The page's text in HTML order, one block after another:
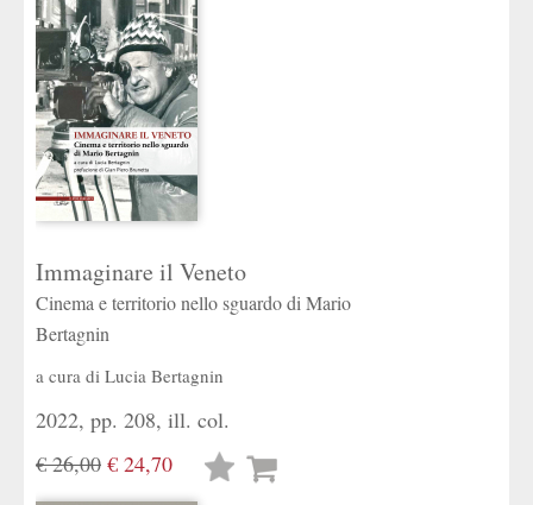
Immaginare il Veneto
Cinema e territorio nello sguardo di Mario
Bertagnin
a cura di Lucia Bertagnin
2022, pp. 208, ill. col.
€ 26,00 € 24,70
Lista